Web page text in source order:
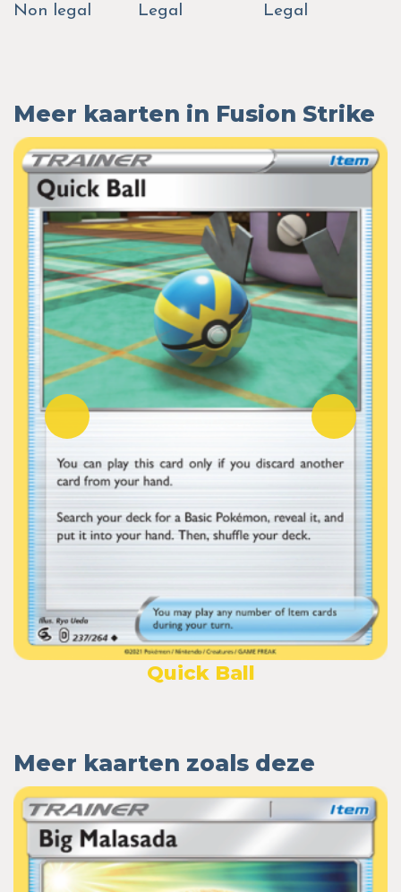
Non legal
Legal
Legal
Meer kaarten in Fusion Strike
Quick Ball
Meer kaarten zoals deze